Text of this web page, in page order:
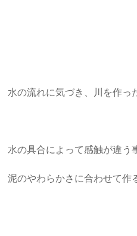
水の流れに気づき、川を作っ
水の具合によって感触が違う
泥のやわらかさに合わせて